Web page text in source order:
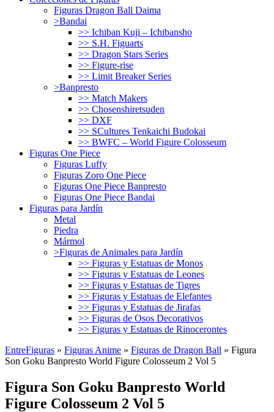
Figuras Dragon Ball Daima
>Bandai
>> Ichiban Kuji – Ichibansho
>> S.H. Figuarts
>> Dragon Stars Series
>> Figure-rise
>> Limit Breaker Series
>Banpresto
>> Match Makers
>> Chosenshiretsuden
>> DXF
>> SCultures Tenkaichi Budokai
>> BWFC – World Figure Colosseum
Figuras One Piece
Figuras Luffy
Figuras Zoro One Piece
Figuras One Piece Banpresto
Figuras One Piece Bandai
Figuras para Jardín
Metal
Piedra
Mármol
>Figuras de Animales para Jardín
>> Figuras y Estatuas de Monos
>> Figuras y Estatuas de Leones
>> Figuras y Estatuas de Tigres
>> Figuras y Estatuas de Elefantes
>> Figuras y Estatuas de Jirafas
>> Figuras de Osos Decorativos
>> Figuras y Estatuas de Rinocerontes
EntreFiguras » Figuras Anime » Figuras de Dragon Ball » Figura
Son Goku Banpresto World Figure Colosseum 2 Vol 5
Figura Son Goku Banpresto World
Figure Colosseum 2 Vol 5